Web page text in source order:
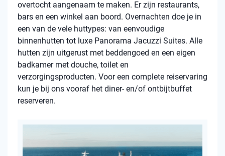
overtocht aangenaam te maken. Er zijn restaurants,
bars en een winkel aan boord. Overnachten doe je in
een van de vele huttypes: van eenvoudige
binnenhutten tot luxe Panorama Jacuzzi Suites. Alle
hutten zijn uitgerust met beddengoed en een eigen
badkamer met douche, toilet en
verzorgingsproducten. Voor een complete reiservaring
kun je bij ons vooraf het diner- en/of ontbijtbuffet
reserveren.